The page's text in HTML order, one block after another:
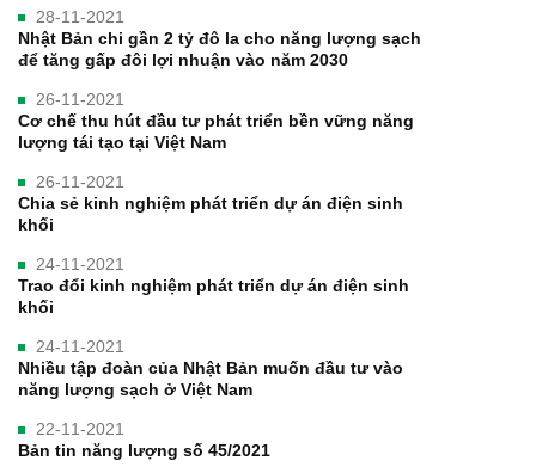
28-11-2021
Nhật Bản chi gần 2 tỷ đô la cho năng lượng sạch
để tăng gấp đôi lợi nhuận vào năm 2030
26-11-2021
Cơ chế thu hút đầu tư phát triển bền vững năng
lượng tái tạo tại Việt Nam
26-11-2021
Chia sẻ kinh nghiệm phát triển dự án điện sinh
khối
24-11-2021
Trao đổi kinh nghiệm phát triển dự án điện sinh
khối
24-11-2021
Nhiều tập đoàn của Nhật Bản muốn đầu tư vào
năng lượng sạch ở Việt Nam
22-11-2021
Bản tin năng lượng số 45/2021